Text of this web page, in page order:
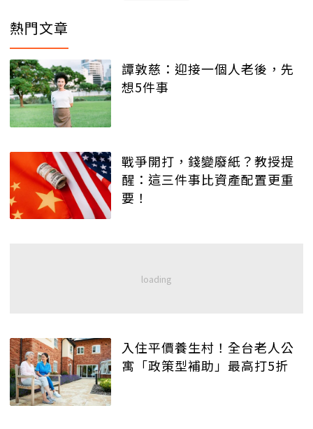
熱門文章
譚敦慈：迎接一個人老後，先
想5件事
戰爭開打，錢變廢紙？教授提
醒：這三件事比資產配置更重
要！
入住平價養生村！全台老人公
寓「政策型補助」最高打5折